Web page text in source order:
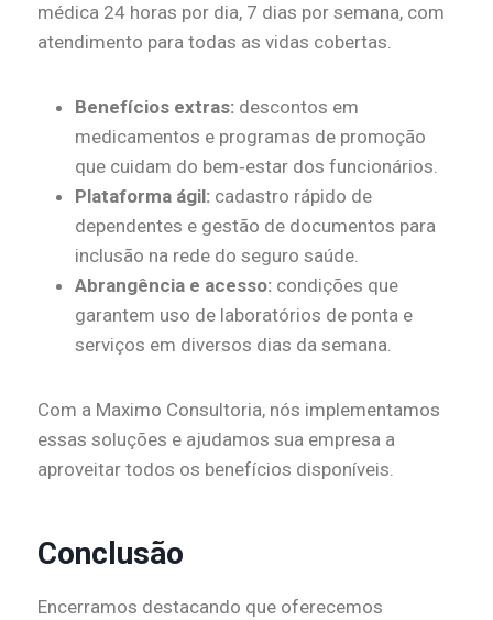
médica 24 horas por dia, 7 dias por semana, com
atendimento para todas as vidas cobertas.
Benefícios extras: descontos em
medicamentos e programas de promoção
que cuidam do bem‑estar dos funcionários.
Plataforma ágil: cadastro rápido de
dependentes e gestão de documentos para
inclusão na rede do seguro saúde.
Abrangência e acesso: condições que
garantem uso de laboratórios de ponta e
serviços em diversos dias da semana.
Com a Maximo Consultoria, nós implementamos
essas soluções e ajudamos sua empresa a
aproveitar todos os benefícios disponíveis.
Conclusão
Encerramos destacando que oferecemos